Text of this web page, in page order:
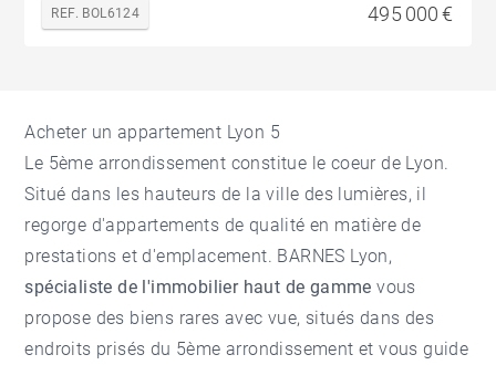
REF. BOL6124 495 000 €
Acheter un appartement Lyon 5
Le 5ème arrondissement constitue le coeur de Lyon.
Situé dans les hauteurs de la ville des lumières, il
regorge d'appartements de qualité en matière de
prestations et d'emplacement. BARNES Lyon,
spécialiste de l'immobilier haut de gamme vous
propose des biens rares avec vue, situés dans des
endroits prisés du 5ème arrondissement et vous guide